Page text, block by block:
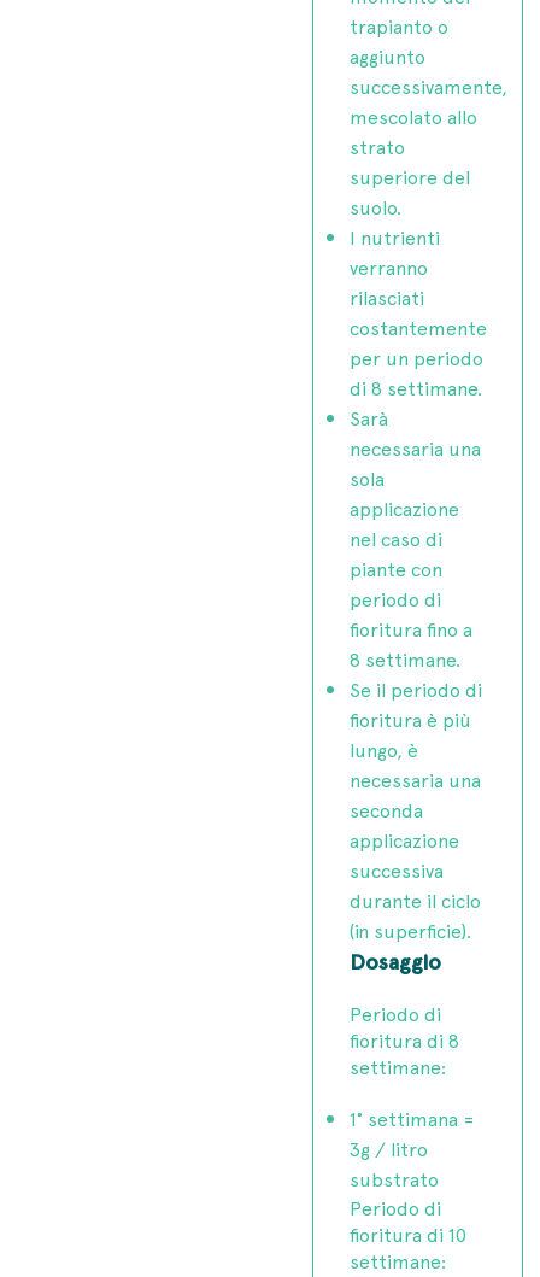
trapianto o
aggiunto
successivamente,
mescolato allo
strato
superiore del
suolo.
I nutrienti
verranno
rilasciati
costantemente
per un periodo
di 8 settimane.
Sarà
necessaria una
sola
applicazione
nel caso di
piante con
periodo di
fioritura fino a
8 settimane.
Se il periodo di
fioritura è più
lungo, è
necessaria una
seconda
applicazione
successiva
durante il ciclo
(in superficie).
Dosaggio
Periodo di
fioritura di 8
settimane:
1° settimana =
3g / litro
substrato
Periodo di
fioritura di 10
settimane: